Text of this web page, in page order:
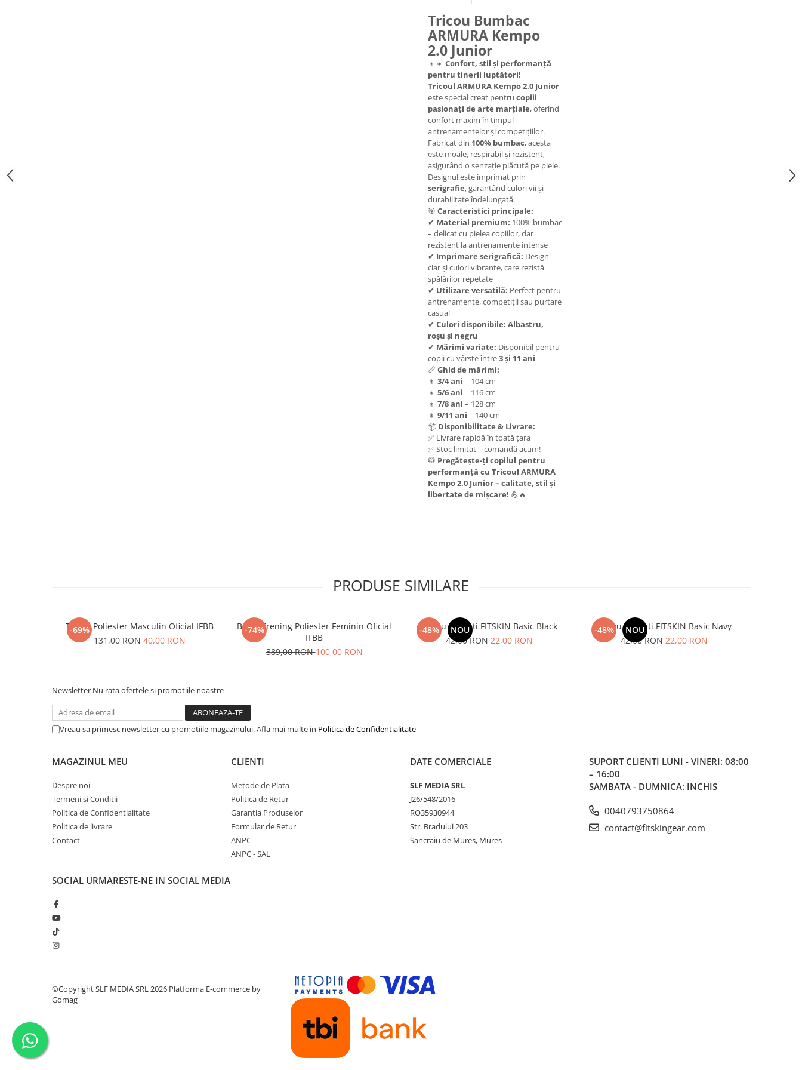
Tricou Bumbac
ARMURA Kempo
2.0 Junior
👦👧 Confort, stil și performanță
pentru tinerii luptători!
Tricoul ARMURA Kempo 2.0 Junior
este special creat pentru copiii
pasionați de arte marțiale, oferind
confort maxim în timpul
antrenamentelor și competițiilor.
Fabricat din 100% bumbac, acesta
este moale, respirabil și rezistent,
asigurând o senzație plăcută pe piele.
Designul este imprimat prin
serigrafie, garantând culori vii și
durabilitate îndelungată.
🎯 Caracteristici principale:
✔ Material premium: 100% bumbac
– delicat cu pielea copiilor, dar
rezistent la antrenamente intense
✔ Imprimare serigrafică: Design
clar și culori vibrante, care rezistă
spălărilor repetate
✔ Utilizare versatilă: Perfect pentru
antrenamente, competiții sau purtare
casual
✔ Culori disponibile: Albastru,
roșu și negru
✔ Mărimi variate: Disponibil pentru
copii cu vârste între3 și 11 ani
📏 Ghid de mărimi:
👦 3/4 ani – 104 cm
👧 5/6 ani – 116 cm
👦 7/8 ani – 128 cm
👧 9/11 ani – 140 cm
📦 Disponibilitate & Livrare:
✅ Livrare rapidă în toată țara
✅ Stoc limitat – comandă acum!
🥋 Pregătește-ți copilul pentru
performanță cu Tricoul ARMURA
Kempo 2.0 Junior – calitate, stil și
libertate de mișcare! 💪🔥
PRODUSE SIMILARE
-69%
Tricou Poliester Masculin Oficial IFBB
131,00 RON40,00 RON
-74%
Bluza Trening Poliester Feminin Oficial
IFBB
389,00 RON100,00 RON
-48% NOU
Maiou Barbati FITSKIN Basic Black
42,00 RON22,00 RON
-48% NOU
Maiou Barbati FITSKIN Basic Navy
42,00 RON22,00 RON
Newsletter Nu rata ofertele si promotiile noastre
Vreau sa primesc newsletter cu promotiile magazinului. Afla mai multe in Politica de Confidentialitate
MAGAZINUL MEU
Despre noi
Termeni si Conditii
Politica de Confidentialitate
Politica de livrare
Contact
CLIENTI
Metode de Plata
Politica de Retur
Garantia Produselor
Formular de Retur
ANPC
ANPC - SAL
DATE COMERCIALE
SLF MEDIA SRL
J26/548/2016
RO35930944
Str. Bradului 203
Sancraiu de Mures, Mures
SUPORT CLIENTI LUNI - VINERI: 08:00
– 16:00
SAMBATA - DUMNICA: INCHIS
0040793750864
contact@fitskingear.com
SOCIAL URMARESTE-NE IN SOCIAL MEDIA
©Copyright SLF MEDIA SRL 2026 Platforma E-commerce by
Gomag